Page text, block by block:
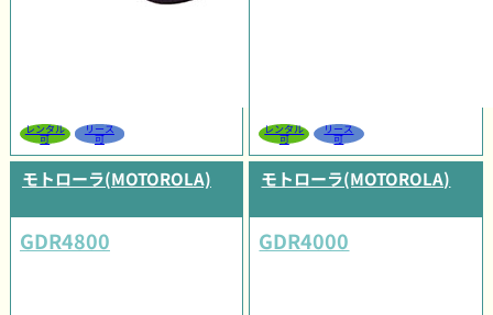
レンタル
可
リース
可
レンタル
可
リース
可
モトローラ(MOTOROLA)
GDR4800
モトローラ(MOTOROLA)
GDR4000